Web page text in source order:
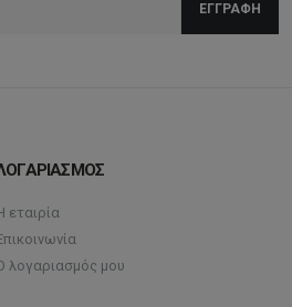
εταιρία
λογαριασμός μου